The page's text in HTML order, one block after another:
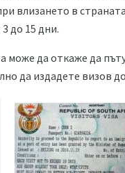
влизането в
до 15 дни.
да откаже да
да издадете визов